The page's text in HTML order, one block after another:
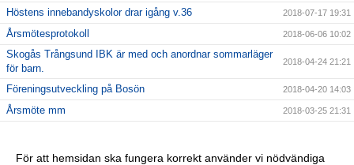
Höstens innebandyskolor drar igång v.36 2018-07-17 19:31
Årsmötesprotokoll 2018-06-06 10:02
Skogås Trångsund IBK är med och anordnar sommarläger
för barn.
2018-04-24 21:21
Föreningsutveckling på Bosön 2018-04-20 14:03
Årsmöte mm 2018-03-25 21:31
Julturneringen ersätts av STIBK-cupen 2018-02-01 21:34
För att hemsidan ska fungera korrekt använder vi nödvändiga